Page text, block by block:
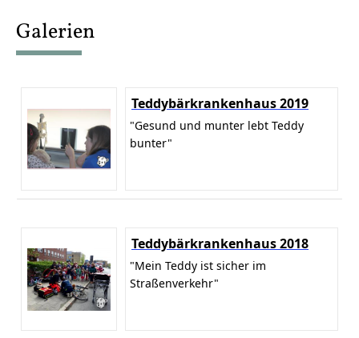
Galerien
Teddybärkrankenhaus 2019
"Gesund und munter lebt Teddy
bunter"
Teddybärkrankenhaus 2018
"Mein Teddy ist sicher im
Straßenverkehr"